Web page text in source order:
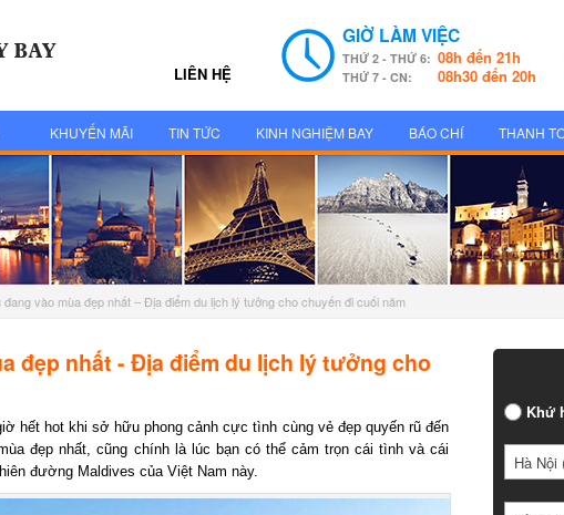
LIÊN HỆ
GIỜ LÀM VIỆC
THỨ 2 - THỨ 6:08h đến 21h
THỨ 7 - CN: 08h30 đến 20h
KHUYẾN MÃI TIN TỨC KINH NGHIỆM BAY BÁO CHÍ THANH
đang vào mùa đẹp nhất – Địa điểm du lịch lý tưởng cho chuyến đi cuối năm
đẹp nhất - Địa điểm du lịch lý tưởng cho
hết hot khi sở hữu phong cảnh cực tình cùng vẻ đẹp quyến rũ đến
đẹp nhất, cũng chính là lúc bạn có thể cảm trọn cái tình và cái
đường Maldives của Việt Nam này.
Khứ
Hà Nội